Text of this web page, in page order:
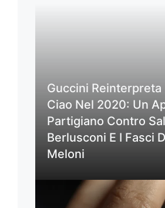
Guccini Reinterpreta
Ciao Nel 2020: Un
Partigiano Contro
Berlusconi E I Fasci
Meloni